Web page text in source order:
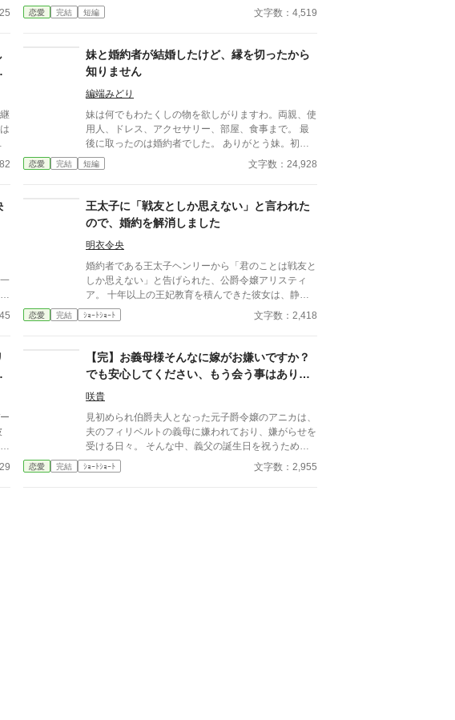
は、在学中に領主の息子に見初められた。 「君の力
なら、この街を守れる。一緒に守ろう」 そう言われ
はほとんど魔物が近づかなくなり、平和な日々が続い
ていた。 ――あの日までは。 隣領から来た貴族の娘
を紹介した婚約者は、私にこう言った。 「君は強い
から大丈夫だろ？」 その言葉を聞いた瞬間、私はよ
うやく気づく。 彼にとって私は、何だったのか。 だ
から私は、静かに街を出ることにした。 ……今さら
探しに来ても遅いです。
恋愛 完結 短編 文字数：4,519
妹と婚約者が結婚したけど、縁を切ったから
知りません
編端みどり
妹は何でもわたくしの物を欲しがりますわ。両親、使
用人、ドレス、アクセサリー、部屋、食事まで。 最
後に取ったのは婚約者でした。 ありがとう妹。初め
て貴方に取られてうれしいと思ったわ。
恋愛 完結 短編 文字数：24,928
王太子に「戦友としか思えない」と言われた
ので、婚約を解消しました
明衣令央
婚約者である王太子ヘンリーから「君のことは戦友と
しか思えない」と告げられた、公爵令嬢アリスティ
ア。 十年以上の王妃教育を積んできた彼女は、静か
に婚約解消を受け入れる。 一年後、幸せな結婚を迎
えた彼女にとって、ヘンリーのその後は――もうどう
恋愛 完結 ｼｮｰﾄｼｮｰﾄ 文字数：2,418
【完】お義母様そんなに嫁がお嫌いですか？
でも安心してください、もう会う事はありま
せんから
咲貴
見初められ伯爵夫人となった元子爵令嬢のアニカは、
夫のフィリベルトの義母に嫌われており、嫌がらせを
受ける日々。 そんな中、義父の誕生日を祝うため、
とびきりのプレゼントを用意する。 しかし、義母と
二人きりになった時、事件は起こった……。
恋愛 完結 ｼｮｰﾄｼｮｰﾄ 文字数：2,955